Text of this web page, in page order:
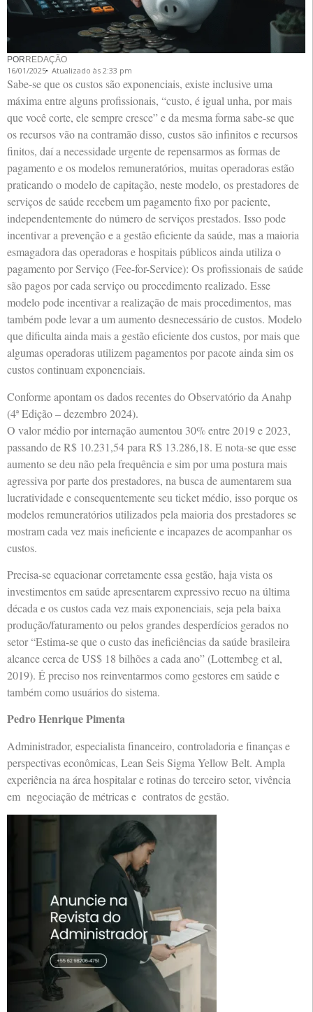
POR REDAÇÃO
16/01/2025 Atualizado às 2:33 pm
Sabe-se que os custos são exponenciais, existe inclusive uma
máxima entre alguns profissionais, “custo, é igual unha, por mais
que você corte, ele sempre cresce” e da mesma forma sabe-se que
os recursos vão na contramão disso, custos são infinitos e recursos
finitos, daí a necessidade urgente de repensarmos as formas de
pagamento e os modelos remuneratórios, muitas operadoras estão
praticando o modelo de capitação, neste modelo, os prestadores de
serviços de saúde recebem um pagamento fixo por paciente,
independentemente do número de serviços prestados. Isso pode
incentivar a prevenção e a gestão eficiente da saúde, mas a maioria
esmagadora das operadoras e hospitais públicos ainda utiliza o
pagamento por Serviço (Fee-for-Service): Os profissionais de saúde
são pagos por cada serviço ou procedimento realizado. Esse
modelo pode incentivar a realização de mais procedimentos, mas
também pode levar a um aumento desnecessário de custos. Modelo
que dificulta ainda mais a gestão eficiente dos custos, por mais que
algumas operadoras utilizem pagamentos por pacote ainda sim os
custos continuam exponenciais.
Conforme apontam os dados recentes do Observatório da Anahp
(4ª Edição – dezembro 2024).
O valor médio por internação aumentou 30% entre 2019 e 2023,
passando de R$ 10.231,54 para R$ 13.286,18. E nota-se que esse
aumento se deu não pela frequência e sim por uma postura mais
agressiva por parte dos prestadores, na busca de aumentarem sua
lucratividade e consequentemente seu ticket médio, isso porque os
modelos remuneratórios utilizados pela maioria dos prestadores se
mostram cada vez mais ineficiente e incapazes de acompanhar os
custos.
Precisa-se equacionar corretamente essa gestão, haja vista os
investimentos em saúde apresentarem expressivo recuo na última
década e os custos cada vez mais exponenciais, seja pela baixa
produção/faturamento ou pelos grandes desperdícios gerados no
setor “Estima-se que o custo das ineficiências da saúde brasileira
alcance cerca de US$ 18 bilhões a cada ano” (Lottembeg et al,
2019). É preciso nos reinventarmos como gestores em saúde e
também como usuários do sistema.
Pedro Henrique Pimenta
Administrador, especialista financeiro, controladoria e finanças e
perspectivas econômicas, Lean Seis Sigma Yellow Belt. Ampla
experiência na área hospitalar e rotinas do terceiro setor, vivência
em negociação de métricas e contratos de gestão.